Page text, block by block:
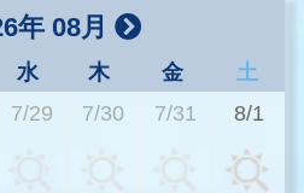
年 08月
水 木 金
土
7/29 7/30 7/31 8/1